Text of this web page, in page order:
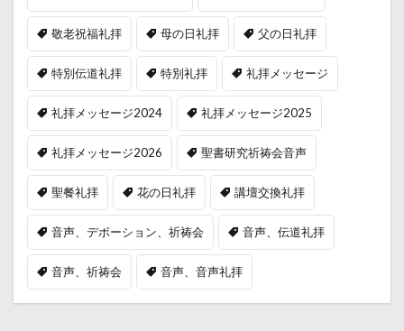
敬老祝福礼拝 母の日礼拝 父の日礼拝
特別伝道礼拝 特別礼拝 礼拝メッセージ
礼拝メッセージ2024 礼拝メッセージ2025
礼拝メッセージ2026 聖書研究祈祷会音声
聖餐礼拝 花の日礼拝 講壇交換礼拝
音声、デボーション、祈祷会 音声、伝道礼拝
音声、祈祷会 音声、音声礼拝